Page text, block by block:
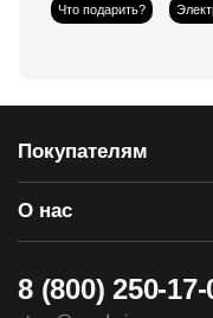
Что подарить?
Покупателям
О нас
8 (800) 250-17-